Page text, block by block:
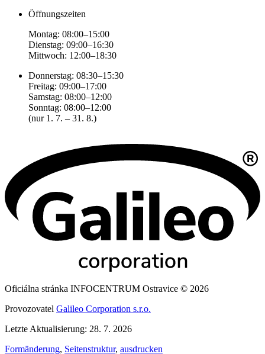
Öffnungszeiten
Montag: 08:00–15:00
Dienstag: 09:00–16:30
Mittwoch: 12:00–18:30
Donnerstag: 08:30–15:30
Freitag: 09:00–17:00
Samstag: 08:00–12:00
Sonntag: 08:00–12:00
(nur 1. 7. – 31. 8.)
Oficiálna stránka INFOCENTRUM Ostravice © 2026
Provozovatel Galileo Corporation s.r.o.
Letzte Aktualisierung: 28. 7. 2026
Formänderung, Seitenstruktur, ausdrucken